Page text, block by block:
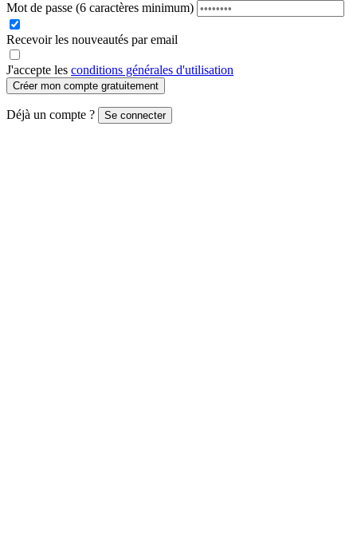
Mot de passe (6 caractères minimum)
Recevoir les nouveautés par email
J'accepte les conditions générales d'utilisation
Créer mon compte gratuitement
Déjà un compte ? Se connecter